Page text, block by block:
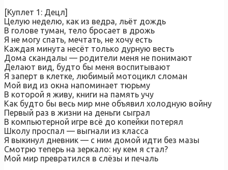
[Куплет 1: Децл]
Целую неделю, как из ведра, льёт дождь
В голове туман, тело бросает в дрожь
Я не могу спать, мечтать, не хочу есть
Каждая минута несёт только дурную весть
Дома скандалы — родители меня не понимают
Делают вид, будто бы меня воспитывают
Я заперт в клетке, любимый мотоцикл сломан
Мой вид из окна напоминает тюрьму
В которой я живу, книги на память учу
Как будто бы весь мир мне объявил холодную войну
Первый раз в жизни на деньги сыграл
В компьютерной игре всё до копейки потерял
Школу проспал — выгнали из класса
Я выкинул дневник — с ним домой идти без мазы
Смотрю теперь на зеркало: ну кем я стал?
Мой мир превратился в слёзы и печаль